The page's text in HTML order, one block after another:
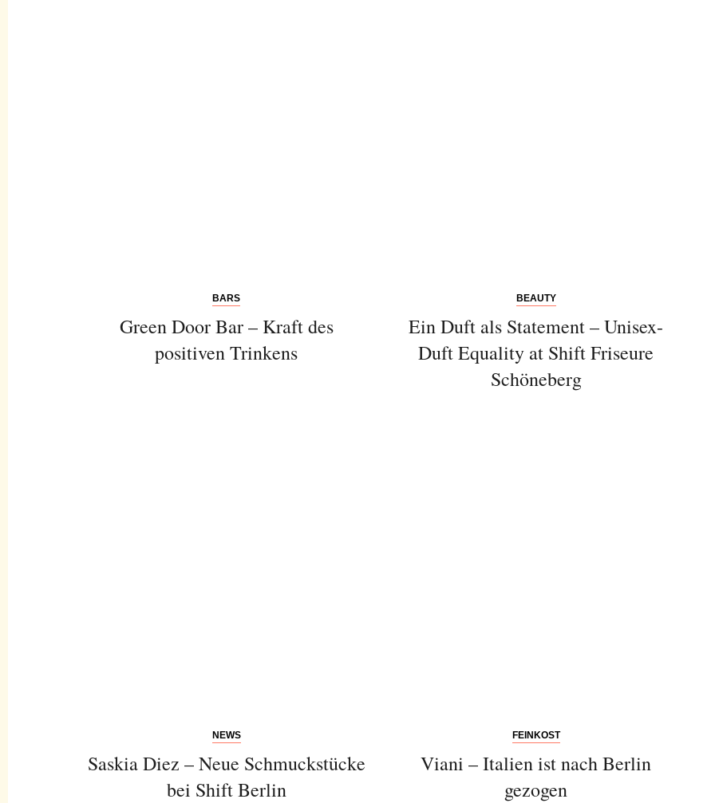
BARS
Green Door Bar – Kraft des
positiven Trinkens
BEAUTY
Ein Duft als Statement – Unisex-
Duft Equality at Shift Friseure
Schöneberg
NEWS
Saskia Diez – Neue Schmuckstücke
bei Shift Berlin
FEINKOST
Viani – Italien ist nach Berlin
gezogen